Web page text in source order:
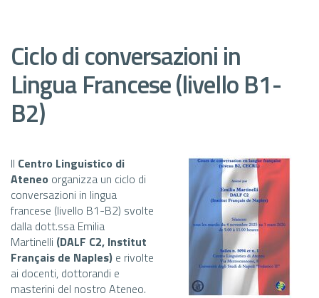
Ciclo di conversazioni in
Lingua Francese (livello B1-
B2)
Il Centro Linguistico di
Ateneo organizza un ciclo di
conversazioni in lingua
francese (livello B1-B2) svolte
dalla dott.ssa Emilia
Martinelli (DALF C2, Institut
Français de Naples) e rivolte
ai docenti, dottorandi e
masterini del nostro Ateneo.